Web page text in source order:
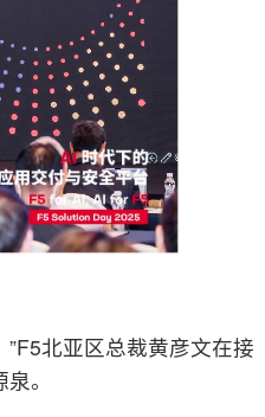
北亚区总裁黄彦文在接
。